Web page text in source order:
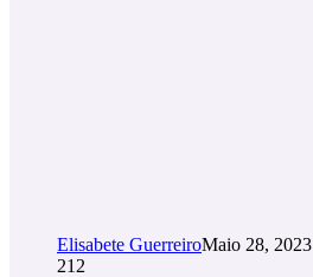
Elisabete GuerreiroMaio 28, 2023
212